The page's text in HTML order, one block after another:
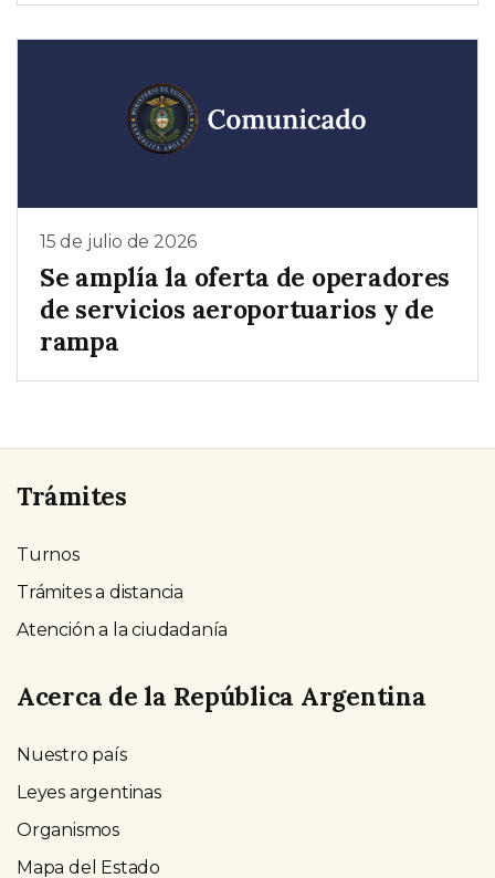
15 de julio de 2026
Se amplía la oferta de operadores
de servicios aeroportuarios y de
rampa
Trámites
Turnos
Trámites a distancia
Atención a la ciudadanía
Acerca de la República Argentina
Nuestro país
Leyes argentinas
Organismos
Mapa del Estado